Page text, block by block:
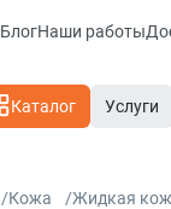
БлогНаши работы
Каталог Услуги
Кожа Жидкая